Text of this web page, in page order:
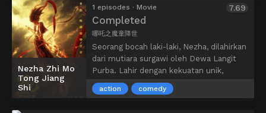
seorang “pengajar” berkepala dingin mengumpulkan
mereka dan menjelaskan bagaimana permainan akan
berlanjut…
Nezha Zhi Mo
Tong Jiang
Shi
1 episodes · Movie
Completed
哪吒之魔童降世
7.69
Seorang bocah laki-laki, Nezha, dilahirkan
dari mutiara surgawi oleh Dewa Langit
Purba. Lahir dengan kekuatan unik,
Nezha mendapati dirinya sebagai orang
buangan yang dibenci dan ditakuti.
action comedy